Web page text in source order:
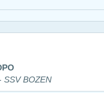
SSV BOZEN